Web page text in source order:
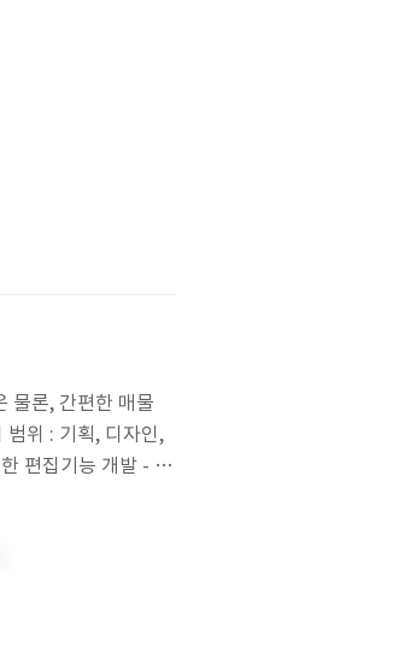
물론, 간편한 매물
범위 : 기획, 디자인,
편집기능 개발 - 날